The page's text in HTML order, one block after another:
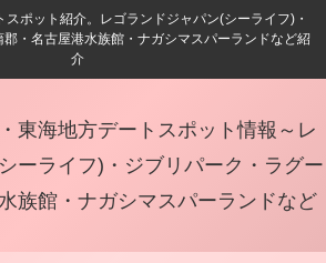
ポット紹介。レゴランドジャパン(シーライフ)・
・名古屋港水族館・ナガシマスパーランドなど紹
介
東海地方デートスポット情報～レ
ーライフ)・ジブリパーク・ラグー
族館・ナガシマスパーランドなど